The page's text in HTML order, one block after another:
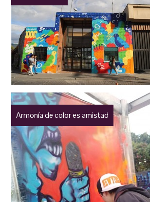
Armonía de color es amistad